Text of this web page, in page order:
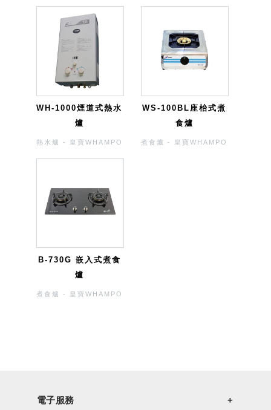
WH-1000煙道式熱水
爐
熱水爐 - 皇寶WHAMPO
WS-100BL座枱式煮
食爐
煮食爐 - 皇寶WHAMPO
B-730G 嵌入式煮食
爐
煮食爐 - 皇寶WHAMPO
電子服務